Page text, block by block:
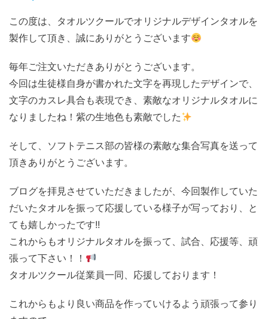
この度は、タオルツクールでオリジナルデザインタオルを
製作して頂き、誠にありがとうございます
毎年ご注文いただきありがとうございます。
今回は生徒様自身が書かれた文字を再現したデザインで、
文字のカスレ具合も表現でき、素敵なオリジナルタオルに
なりましたね！紫の生地色も素敵でした
そして、ソフトテニス部の皆様の素敵な集合写真を送って
頂きありがとうございます。
ブログを拝見させていただきましたが、今回製作していた
だいたタオルを振って応援している様子が写っており、と
ても嬉しかったです!!
これからもオリジナルタオルを振って、試合、応援等、頑
張って下さい！！
タオルツクール従業員一同、応援しております！
これからもより良い商品を作っていけるよう頑張って参り